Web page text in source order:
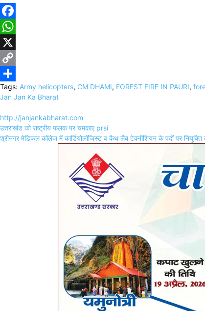
Facebook
WhatsApp
X
Copy
Link
Share
Tags: Army helicopters, CM DHAMI, FOREST FIRE IN PAURI,
Jan Jan Ka Bharat
http://janjankabharat.com
Post
navigation
उत्तराखंड को राष्ट्रीय फलक पर चमकाए prsi
श्रीनगर मेडिकल कॉलेज में कार्डियोलॉजिस्ट व कैथ लैब टेक्नीशियन के पदों पर